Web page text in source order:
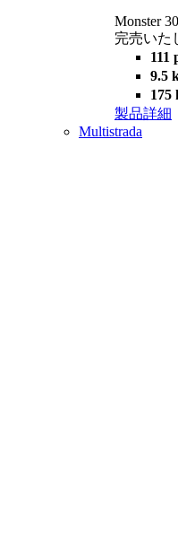
Monster
完売いた
111
9.5
175
製品詳細
Multistrada